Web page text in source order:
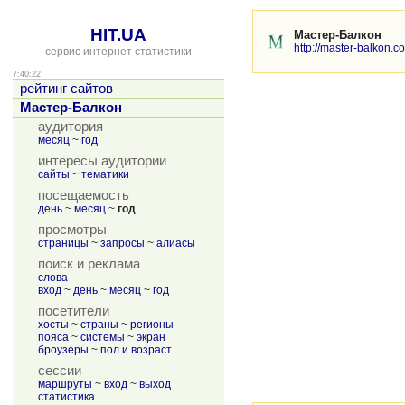
HIT.UA
сервис интернет статистики
7:40:22
рейтинг сайтов
Мастер-Балкон
аудитория
месяц ~ год
интересы аудитории
сайты ~ тематики
посещаемость
день ~ месяц ~ год
просмотры
страницы ~ запросы ~ алиасы
поиск и реклама
слова
вход ~ день ~ месяц ~ год
посетители
хосты ~ страны ~ регионы
пояса ~ системы ~ экран
броузеры ~ пол и возраст
сессии
маршруты ~ вход ~ выход
статистика
Мастер-Балкон
http://master-